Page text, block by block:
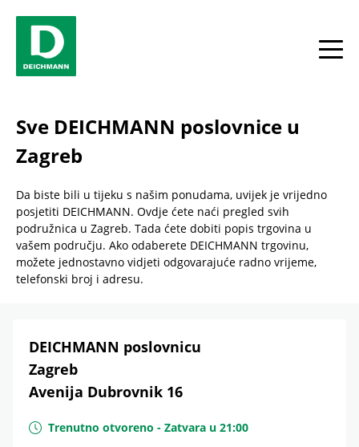
toggle
Sve DEICHMANN poslovnice u
Zagreb
Da biste bili u tijeku s našim ponudama, uvijek je vrijedno
posjetiti DEICHMANN. Ovdje ćete naći pregled svih
podružnica u Zagreb. Tada ćete dobiti popis trgovina u
vašem području. Ako odaberete DEICHMANN trgovinu,
možete jednostavno vidjeti odgovarajuće radno vrijeme,
telefonski broj i adresu.
DEICHMANN poslovnicu
Zagreb
Avenija Dubrovnik 16
Trenutno otvoreno - Zatvara u 21:00